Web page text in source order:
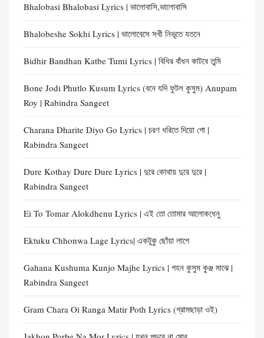
Bhalobasi Bhalobasi Lyrics | ভালোবাসি,ভালোবাসি
Bhalobeshe Sokhi Lyrics | ভালোবেসে সখী নিভৃতে যতনে
Bidhir Bandhan Katbe Tumi Lyrics | বিধির বাঁধন কাটবে তুমি
Bone Jodi Phutlo Kusum Lyrics (বনে যদি ফুটল কুসুম) Anupam
Roy | Rabindra Sangeet
Charana Dharite Diyo Go Lyrics | চরণ ধরিতে দিয়ো গো |
Rabindra Sangeet
Dure Kothay Dure Dure Lyrics | দুরে কোথায় দুরে দুরে |
Rabindra Sangeet
Ei To Tomar Alokdhenu Lyrics | এই তো তোমার আলোকধেনু
Ektuku Chhonwa Lage Lyrics| একটুকু ছোঁয়া লাগে
Gahana Kushuma Kunjo Majhe Lyrics | গহন কুসুম কুঞ্জ মাঝে |
Rabindra Sangeet
Gram Chara Oi Ranga Matir Poth Lyrics (গ্রামছাড়া ওই)